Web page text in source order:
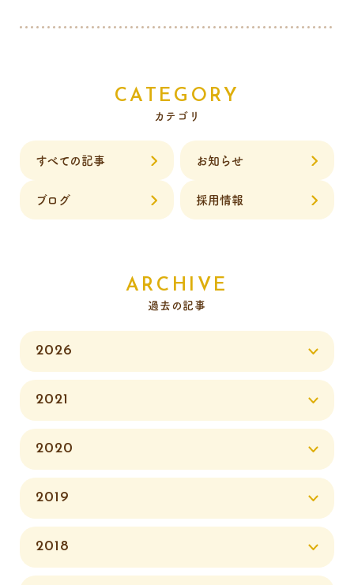
CATEGORY
カテゴリ
すべての記事 お知らせ
ブログ 採用情報
ARCHIVE
過去の記事
2026
2021
2020
2019
2018